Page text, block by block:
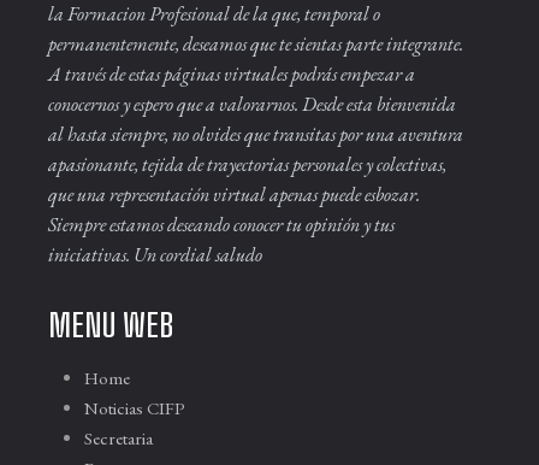
la Formacion Profesional de la que, temporal o
permanentemente, deseamos que te sientas parte integrante.
A través de estas páginas virtuales podrás empezar a
conocernos y espero que a valorarnos. Desde esta bienvenida
al hasta siempre, no olvides que transitas por una aventura
apasionante, tejida de trayectorias personales y colectivas,
que una representación virtual apenas puede esbozar.
Siempre estamos deseando conocer tu opinión y tus
iniciativas. Un cordial saludo
MENU WEB
Home
Noticias CIFP
Secretaria